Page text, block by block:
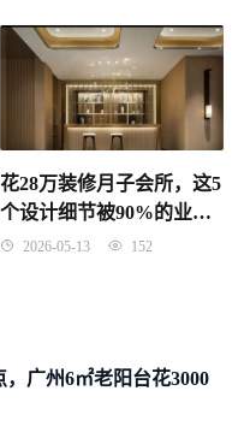
花28万装修月子会所，这5
个设计细节被90%的业主
忽略了
2026-05-13 152
广州6㎡老阳台花3000